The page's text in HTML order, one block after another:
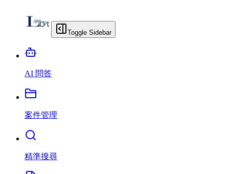
Toggle Sidebar
AI 問答
案件管理
精準搜尋